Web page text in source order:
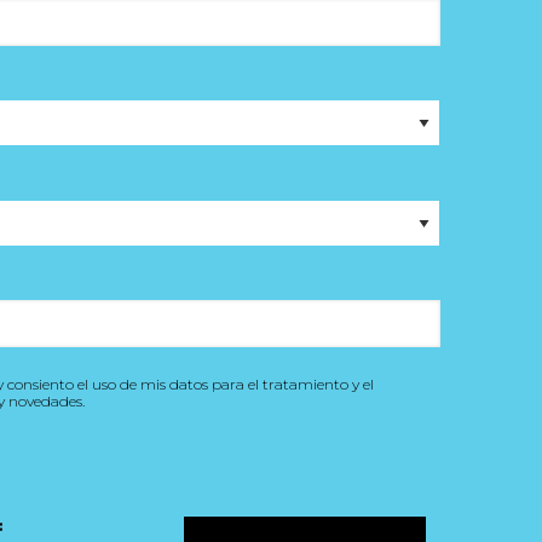
el uso de mis datos para el tratamiento y el
novedades.